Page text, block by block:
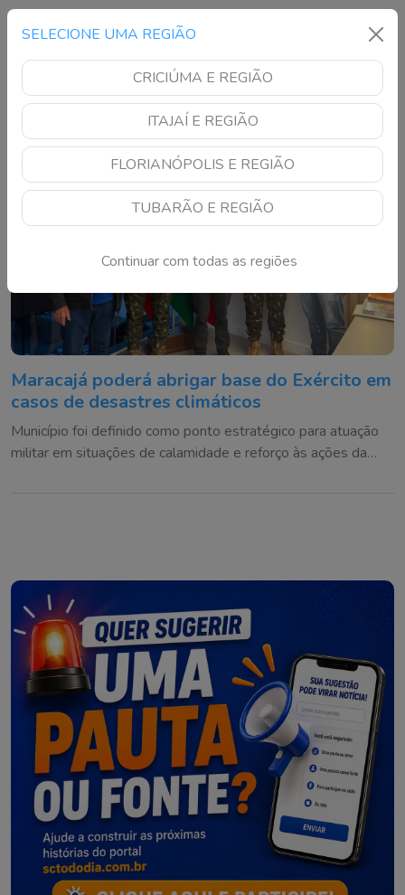
SELECIONE UMA REGIÃO
CRICIÚMA E REGIÃO
ITAJAÍ E REGIÃO
FLORIANÓPOLIS E REGIÃO
TUBARÃO E REGIÃO
Continuar com todas as regiões
Animais estavam sem autorização ambiental e foram
encaminhados ao Complexo Ambiental Cyro Gevaerd
Maracajá poderá abrigar base do Exército em
casos de desastres climáticos
Município foi definido como ponto estratégico para atuação
militar em situações de calamidade e reforço às ações da